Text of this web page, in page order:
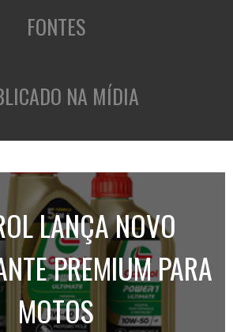
FONTES
NA MÍDIA
LANÇA NOVO
PREMIUM PARA
MOTOS